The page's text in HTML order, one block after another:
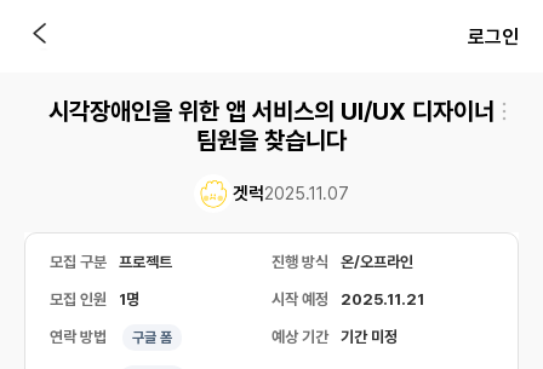
로그인
시각장애인을 위한 앱 서비스의 UI/UX 디자이너
팀원을 찾습니다
겟럭2025.11.07
모집 구분 프로젝트 진행 방식 온/오프라인
모집 인원 1명 시작 예정 2025.11.21
연락 방법 구글 폼 예상 기간 기간 미정